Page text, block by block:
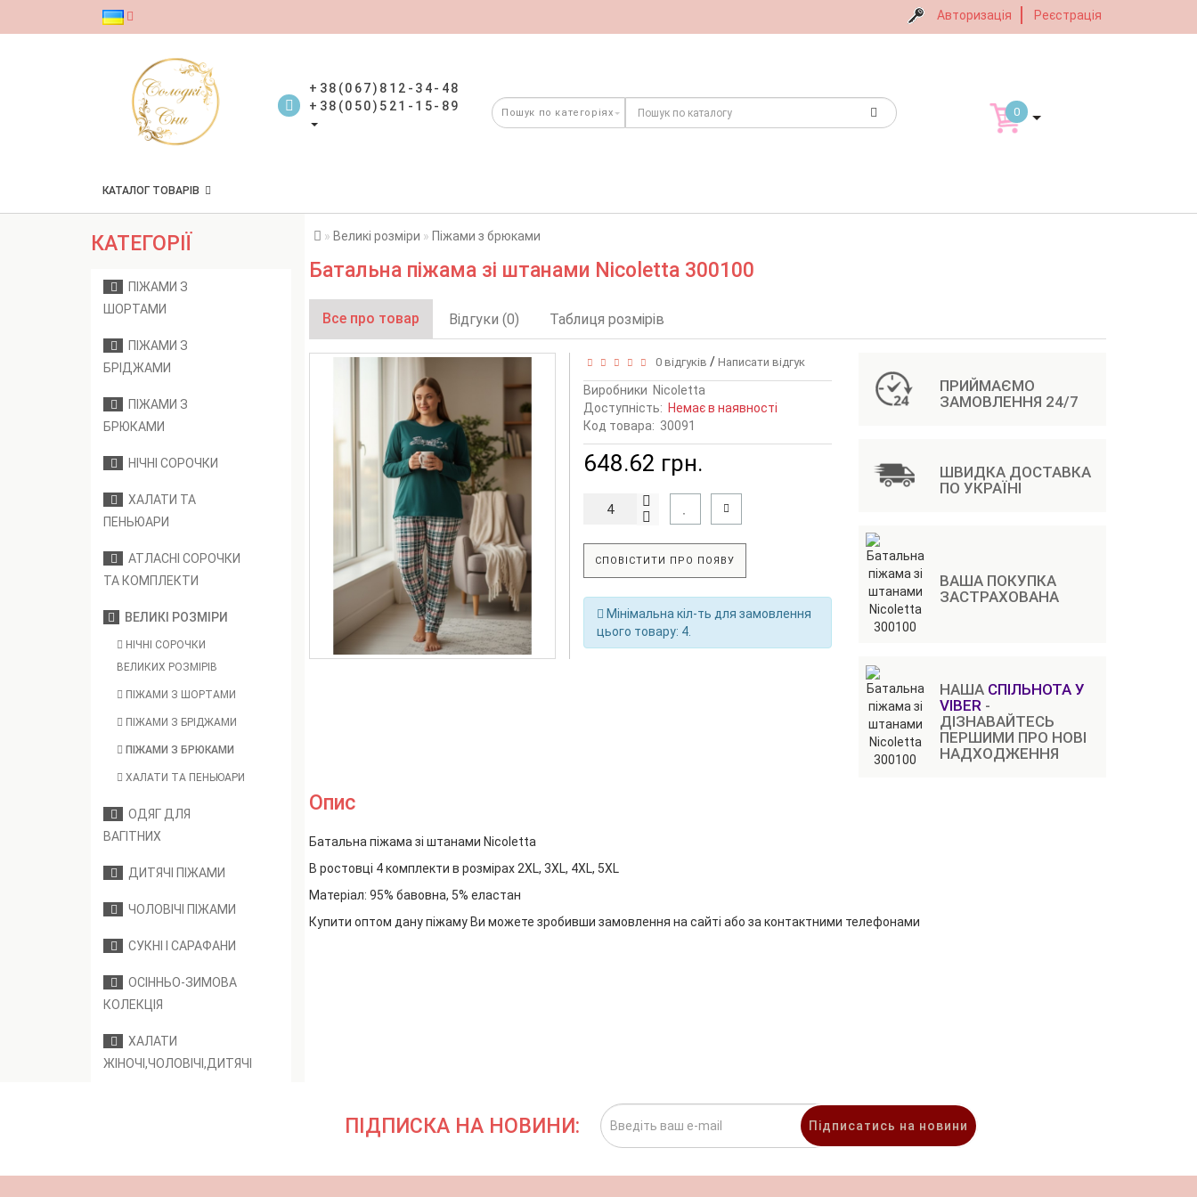
Авторизація Реєстрація
+38(067)812-34-48
+38(050)521-15-89
0
КАТАЛОГ ТОВАРІВ
КАТЕГОРІЇ
ПІЖАМИ З
ШОРТАМИ
ПІЖАМИ З
БРІДЖАМИ
ПІЖАМИ З
БРЮКАМИ
НІЧНІ СОРОЧКИ
ХАЛАТИ ТА
ПЕНЬЮАРИ
АТЛАСНІ СОРОЧКИ
ТА КОМПЛЕКТИ
ВЕЛИКІ РОЗМІРИ
НІЧНІ СОРОЧКИ
ВЕЛИКИХ РОЗМІРІВ
ПІЖАМИ З ШОРТАМИ
ПІЖАМИ З БРІДЖАМИ
ПІЖАМИ З БРЮКАМИ
ХАЛАТИ ТА ПЕНЬЮАРИ
ОДЯГ ДЛЯ
ВАГІТНИХ
ДИТЯЧІ ПІЖАМИ
ЧОЛОВІЧІ ПІЖАМИ
СУКНІ І САРАФАНИ
ОСІННЬО-ЗИМОВА
КОЛЕКЦІЯ
ХАЛАТИ
ЖІНОЧІ,ЧОЛОВІЧІ,ДИТЯЧІ
Великі розміри Піжами з брюками
Батальна піжама зі штанами Nicoletta 300100
Все про товар Відгуки (0) Таблиця розмірів
0 відгуків / Написати відгук
Виробники Nicoletta
Доступність: Немає в наявності
Код товара: 30091
648.62 грн.
СПОВІСТИТИ ПРО ПОЯВУ
Мінімальна кіл-ть для замовлення
цього товару: 4.
ПРИЙМАЄМО
ЗАМОВЛЕННЯ 24/7
ШВИДКА ДОСТАВКА
ПО УКРАЇНІ
ВАША ПОКУПКА
ЗАСТРАХОВАНА
НАША СПІЛЬНОТА У
VIBER-
ДІЗНАВАЙТЕСЬ
ПЕРШИМИ ПРО НОВІ
НАДХОДЖЕННЯ
Опис
Батальна піжама зі штанами Nicoletta
В ростовці 4 комплекти в розмірах 2XL, 3XL, 4XL, 5XL
Матеріал: 95% бавовна, 5% еластан
Купити оптом дану піжаму Ви можете зробивши замовлення на сайті або за контактними телефонами
ПІДПИСКА НА НОВИНИ: Підписатись на новини